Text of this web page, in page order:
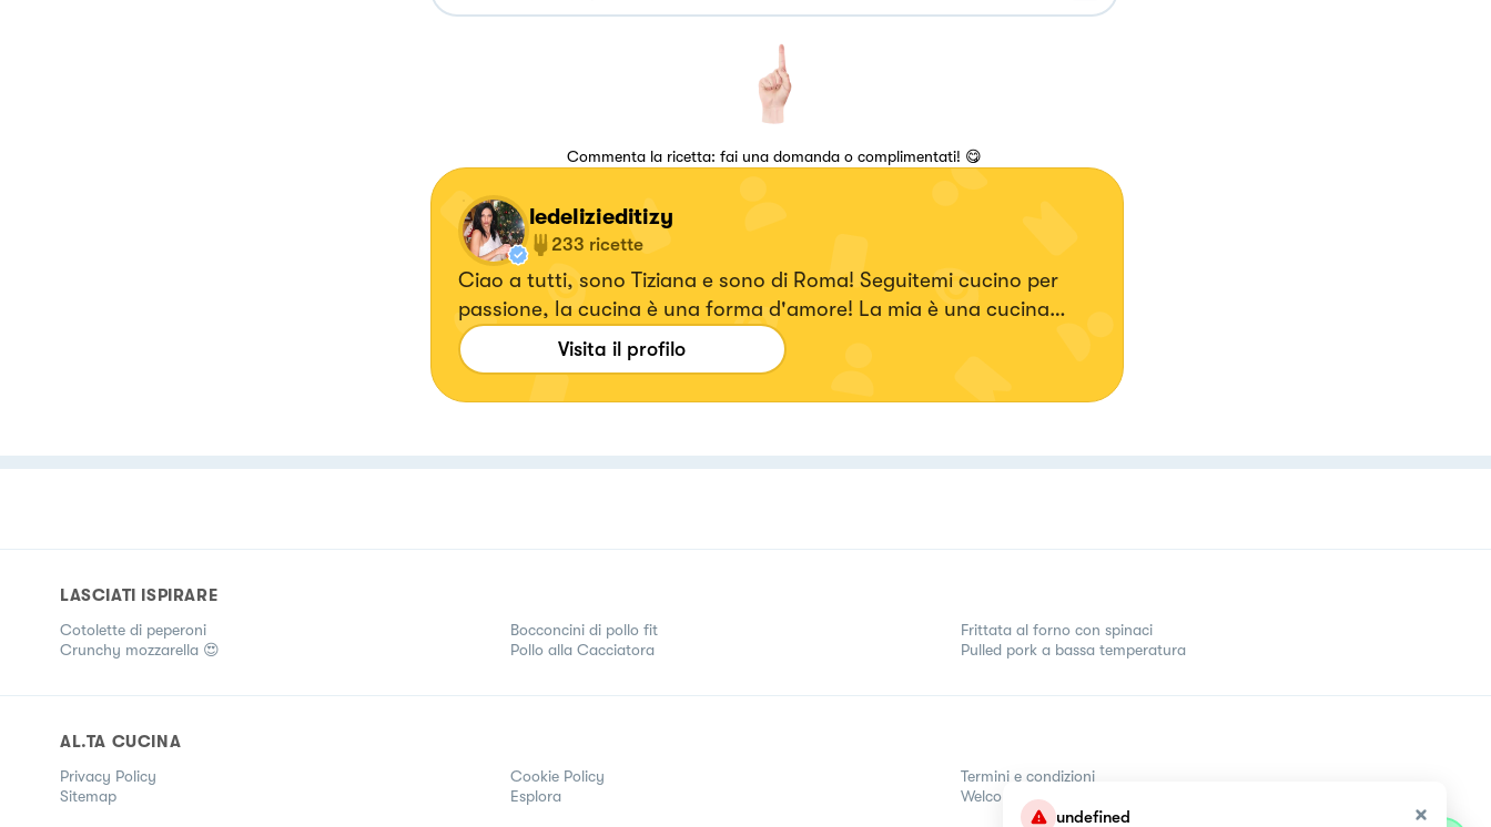
undefined
Commenta la ricetta: fai una domanda o complimentati! 😋
ledelizieditizy
233 ricette
Ciao a tutti, sono Tiziana e sono di Roma! Seguitemi cucino per
passione, la cucina è una forma d'amore! La mia è una cucina
tradizionale, da preparare nel quotidiano!
Visita il profilo
LASCIATI ISPIRARE
Cotolette di peperoni
Crunchy mozzarella 😍
Bocconcini di pollo fit
Pollo alla Cacciatora
Frittata al forno con spinaci
Pulled pork a bassa temperatura
AL.TA CUCINA
Privacy Policy Cookie Policy
Termini e condizioni
Sitemap
Esplora Welcome